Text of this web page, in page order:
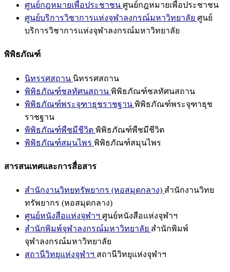
ศูนย์กฎหมายเพื่อประชาชน ศูนย์กฎหมายเพื่อประชาชน
ศูนย์บริการวิชาการแห่งจุฬาลงกรณ์มหาวิทยาลัย ศูนย์
บริการวิชาการแห่งจุฬาลงกรณ์มหาวิทยาลัย
พิพิธภัณฑ์
นิทรรศสถาน นิทรรศสถาน
พิพิธภัณฑ์ชลทัศนสถาน พิพิธภัณฑ์ชลทัศนสถาน
พิพิธภัณฑ์พระจุฑาธุชราชฐาน พิพิธภัณฑ์พระจุฑาธุช
ราชฐาน
พิพิธภัณฑ์พืชมีชีวิต พิพิธภัณฑ์พืชมีชีวิต
พิพิธภัณฑ์สมุนไพร พิพิธภัณฑ์สมุนไพร
สารสนเทศและการสื่อสาร
สำนักงานวิทยทรัพยากร (หอสมุดกลาง) สำนักงานวิทย
ทรัพยากร (หอสมุดกลาง)
ศูนย์หนังสือแห่งจุฬาฯ ศูนย์หนังสือแห่งจุฬาฯ
สำนักพิมพ์จุฬาลงกรณ์มหาวิทยาลัย สำนักพิมพ์
จุฬาลงกรณ์มหาวิทยาลัย
สถานีวิทยุแห่งจุฬาฯ สถานีวิทยุแห่งจุฬาฯ